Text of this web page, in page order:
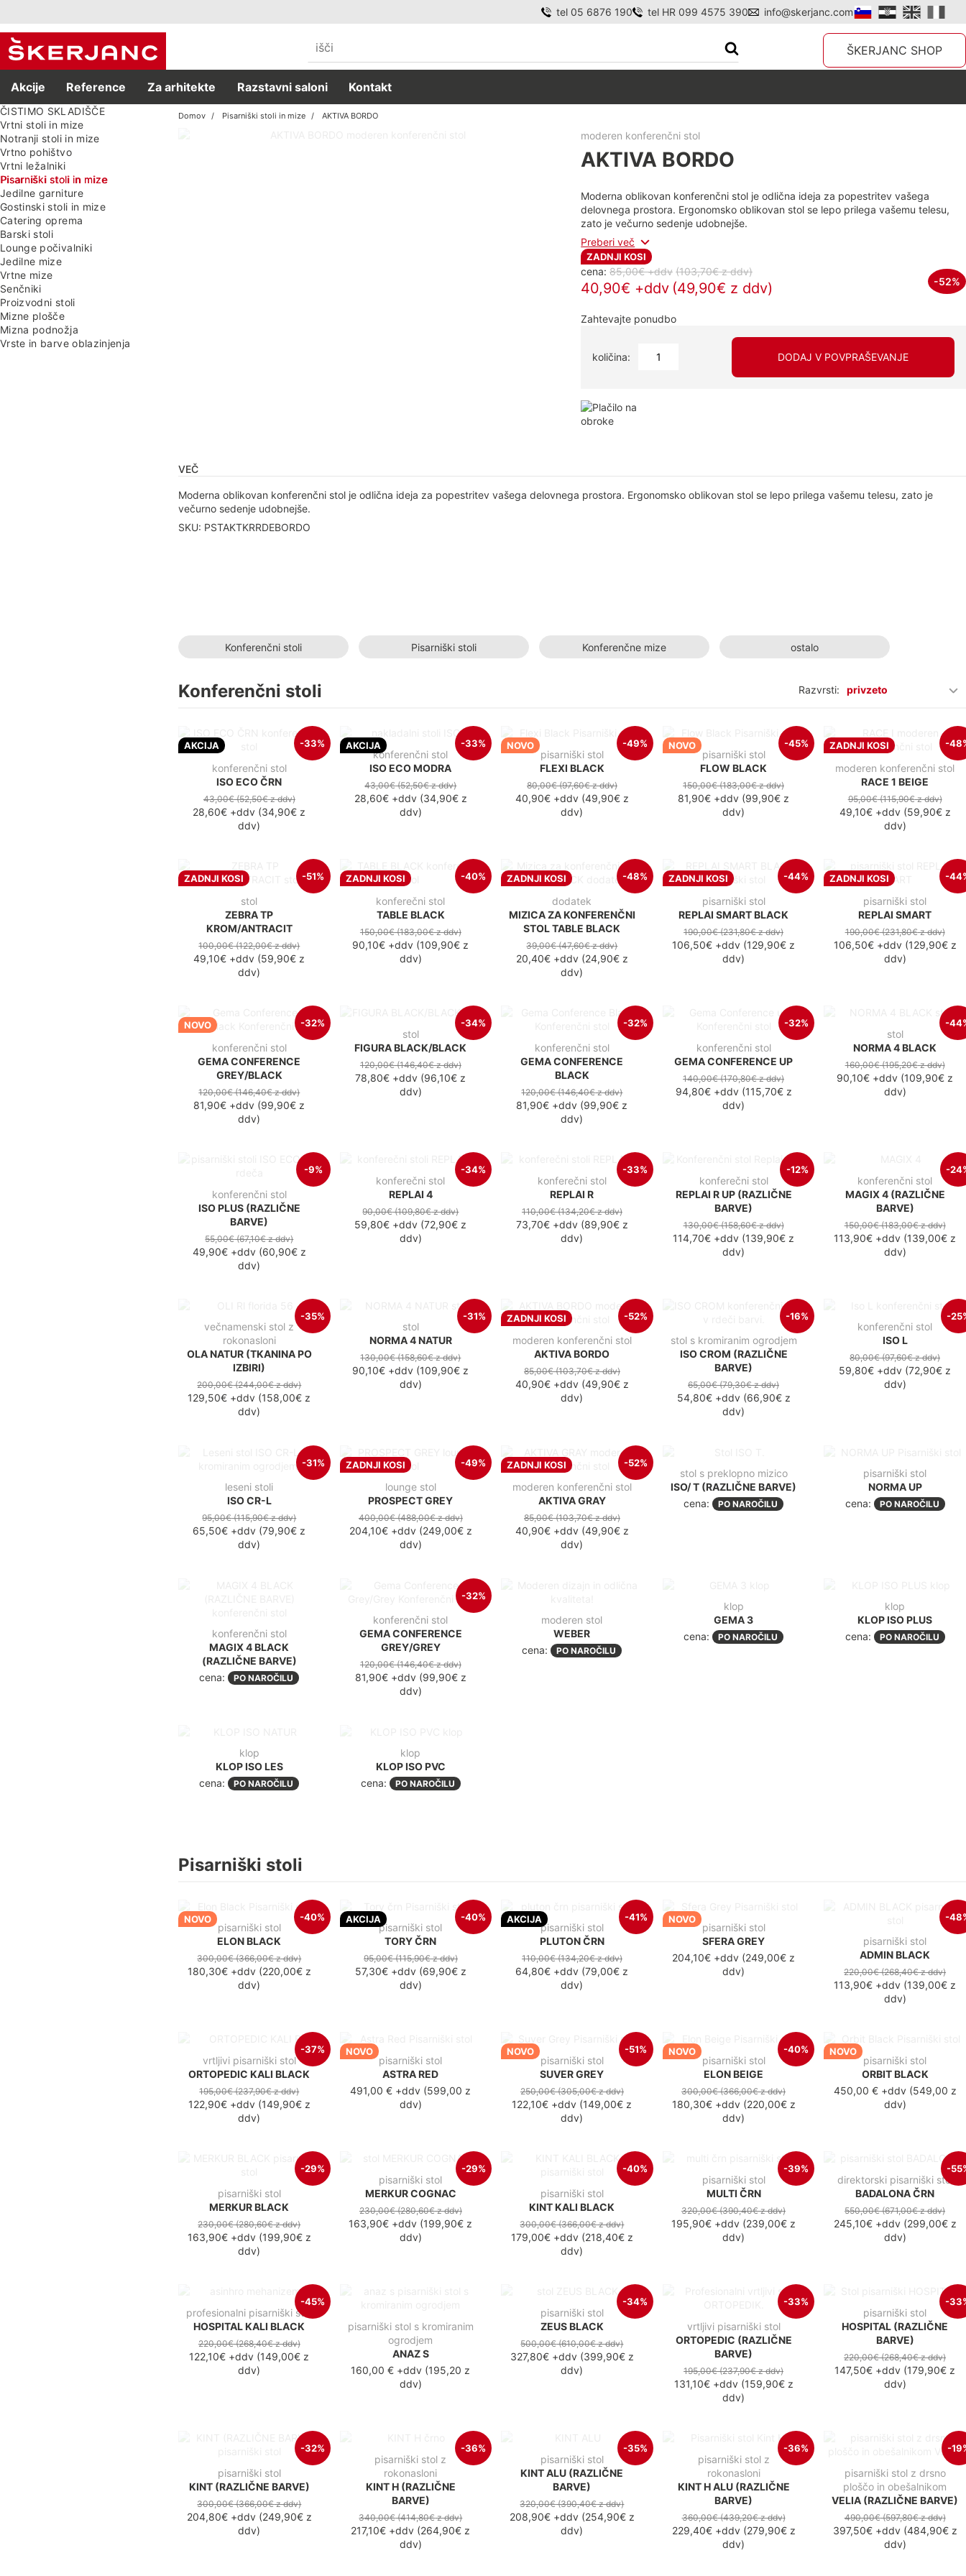
tel 05 6876 190 tel HR 099 4575 390 info@skerjanc.com
ŠKERJANC SHOP
Akcije Reference Za arhitekte Razstavni saloni Kontakt
ČISTIMO SKLADIŠČE
Vrtni stoli in mize
Notranji stoli in mize
Vrtno pohištvo
Vrtni ležalniki
Pisarniški stoli in mize
Jedilne garniture
Gostinski stoli in mize
Catering oprema
Barski stoli
Lounge počivalniki
Jedilne mize
Vrtne mize
Senčniki
Proizvodni stoli
Mizne plošče
Mizna podnožja
Vrste in barve oblazinjenja
Domov Pisarniški stoli in mize AKTIVA BORDO
moderen konferenčni stol
AKTIVA BORDO
Moderna oblikovan konferenčni stol je odlična ideja za popestritev vašega
delovnega prostora. Ergonomsko oblikovan stol se lepo prilega vašemu telesu,
zato je večurno sedenje udobnejše.
Preberi več
ZADNJI KOSI
cena:85,00€ +ddv (103,70€z ddv)
40,90€ +ddv (49,90€ z ddv) -52%
Zahtevajte ponudbo
količina: DODAJ V POVPRAŠEVANJE
VEČ
Moderna oblikovan konferenčni stol je odlična ideja za popestritev vašega delovnega prostora. Ergonomsko oblikovan stol se lepo prilega vašemu telesu, zato je
večurno sedenje udobnejše.
SKU: PSTAKTKRRDEBORDO
Konferenčni stoli Pisarniški stoli Konferenčne mize ostalo
Razvrsti: privzeto
Konferenčni stoli
AKCIJA -33%
konferenčni stol
ISO ECO ČRN
43,00€(52,50€z ddv)
28,60€ +ddv (34,90€ z
ddv)
AKCIJA -33%
konferenčni stol
ISO ECO MODRA
43,00€(52,50€z ddv)
28,60€+ddv(34,90€z
ddv)
NOVO -49%
pisarniški stol
FLEXI BLACK
80,00€(97,60€z ddv)
40,90€+ddv(49,90€z
ddv)
NOVO -45%
pisarniški stol
FLOW BLACK
150,00€(183,00€z ddv)
81,90€ +ddv (99,90€ z
ddv)
ZADNJI KOSI -
moderen konferenčni stol
RACE 1 BEIGE
95,00€(115,90€z ddv)
49,10€+ddv(59,90€z
ddv)
ZADNJI KOSI -51%
stol
ZEBRA TP
KROM/ANTRACIT
100,00€(122,00€z ddv)
49,10€ +ddv (59,90€ z
ddv)
ZADNJI KOSI -40%
konferečni stol
TABLE BLACK
150,00€(183,00€z ddv)
90,10€ +ddv (109,90€ z
ddv)
ZADNJI KOSI -48%
dodatek
MIZICA ZA KONFERENČNI
STOL TABLE BLACK
39,00€(47,60€z ddv)
20,40€+ddv(24,90€z
ddv)
ZADNJI KOSI -44%
pisarniški stol
REPLAI SMART BLACK
190,00€(231,80€z ddv)
106,50€ +ddv (129,90€ z
ddv)
ZADNJI KOSI -
pisarniški stol
REPLAI SMART
190,00€(231,80€z ddv)
106,50€+ddv(129,90€z
ddv)
NOVO -32%
konferenčni stol
GEMA CONFERENCE
GREY/BLACK
120,00€(146,40€z ddv)
81,90€ +ddv (99,90€ z
ddv)
-34%
stol
FIGURA BLACK/BLACK
120,00€(146,40€z ddv)
78,80€ +ddv (96,10€ z
ddv)
-32%
konferenčni stol
GEMA CONFERENCE
BLACK
120,00€(146,40€z ddv)
81,90€ +ddv (99,90€ z
ddv)
-32%
konferenčni stol
GEMA CONFERENCE UP
140,00€(170,80€z ddv)
94,80€+ddv(115,70€z
ddv)
-
stol
NORMA 4 BLACK
160,00€(195,20€z ddv)
90,10€ +ddv (109,90€ z
ddv)
-9%
konferenčni stol
ISO PLUS (RAZLIČNE
BARVE)
55,00€(67,10€z ddv)
49,90€+ddv(60,90€z
ddv)
-34%
konferečni stol
REPLAI 4
90,00€(109,80€z ddv)
59,80€ +ddv (72,90€ z
ddv)
-33%
konferečni stol
REPLAI R
110,00€(134,20€z ddv)
73,70€+ddv(89,90€z
ddv)
-12%
konferečni stol
REPLAI R UP (RAZLIČNE
BARVE)
130,00€(158,60€z ddv)
114,70€ +ddv (139,90€ z
ddv)
-
konferenčni stol
MAGIX 4 (RAZLIČNE
BARVE)
150,00€(183,00€z ddv)
113,90€ +ddv (139,00€ z
ddv)
-35%
večnamenski stol z
rokonasloni
OLA NATUR (TKANINA PO
IZBIRI)
200,00€(244,00€z ddv)
129,50€ +ddv (158,00€ z
ddv)
-31%
stol
NORMA 4 NATUR
130,00€(158,60€z ddv)
90,10€ +ddv (109,90€ z
ddv)
ZADNJI KOSI -52%
moderen konferenčni stol
AKTIVA BORDO
85,00€(103,70€z ddv)
40,90€+ddv(49,90€z
ddv)
-16%
stol s kromiranim ogrodjem
ISO CROM (RAZLIČNE
BARVE)
65,00€(79,30€z ddv)
54,80€+ddv(66,90€z
ddv)
-
konferenčni stol
ISO L
80,00€(97,60€z ddv)
59,80€ +ddv (72,90€ z
ddv)
-31%
leseni stoli
ISO CR-L
95,00€(115,90€z ddv)
65,50€ +ddv (79,90€ z
ddv)
ZADNJI KOSI -49%
lounge stol
PROSPECT GREY
400,00€(488,00€z ddv)
204,10€+ddv(249,00€z
ddv)
ZADNJI KOSI -52%
moderen konferenčni stol
AKTIVA GRAY
85,00€(103,70€z ddv)
40,90€+ddv(49,90€z
ddv)
stol s preklopno mizico
ISO/ T (RAZLIČNE BARVE)
cena: PO NAROČILU
pisarniški stol
NORMA UP
cena:
PO NAROČILU
konferenčni stol
MAGIX 4 BLACK
(RAZLIČNE BARVE)
cena: PO NAROČILU
-32%
konferenčni stol
GEMA CONFERENCE
GREY/GREY
120,00€(146,40€z ddv)
81,90€+ddv(99,90€z
ddv)
moderen stol
WEBER
cena: PO NAROČILU
klop
GEMA 3
cena: PO NAROČILU
klop
KLOP ISO PLUS
cena:
PO NAROČILU
klop
KLOP ISO LES
cena: PO NAROČILU
klop
KLOP ISO PVC
cena:
PO NAROČILU
Pisarniški stoli
NOVO -40%
pisarniški stol
ELON BLACK
300,00€(366,00€z ddv)
180,30€+ddv(220,00€z
ddv)
AKCIJA -40%
pisarniški stol
TORY ČRN
95,00€(115,90€z ddv)
57,30€+ddv(69,90€z
ddv)
AKCIJA -41%
pisarniški stol
PLUTON ČRN
110,00€(134,20€z ddv)
64,80€ +ddv (79,00€ z
ddv)
NOVO
pisarniški stol
SFERA GREY
204,10€ +ddv (249,00€ z
ddv)
-
pisarniški stol
ADMIN BLACK
220,00€(268,40€z ddv)
113,90€ +ddv (139,00€ z
ddv)
-37%
vrtljivi pisarniški stol
ORTOPEDIC KALI BLACK
195,00€(237,90€z ddv)
122,90€+ddv(149,90€z
ddv)
NOVO
pisarniški stol
ASTRA RED
491,00 € +ddv (599,00 z
ddv)
NOVO -51%
pisarniški stol
SUVER GREY
250,00€(305,00€z ddv)
122,10€ +ddv (149,00€ z
ddv)
NOVO -40%
pisarniški stol
ELON BEIGE
300,00€(366,00€z ddv)
180,30€+ddv(220,00€z
ddv)
NOVO
pisarniški stol
ORBIT BLACK
450,00 €+ddv(549,00 z
ddv)
-29%
pisarniški stol
MERKUR BLACK
230,00€(280,60€z ddv)
163,90€+ddv(199,90€z
ddv)
-29%
pisarniški stol
MERKUR COGNAC
230,00€(280,60€z ddv)
163,90€ +ddv (199,90€ z
ddv)
-40%
pisarniški stol
KINT KALI BLACK
300,00€(366,00€z ddv)
179,00€+ddv(218,40€z
ddv)
-39%
pisarniški stol
MULTI ČRN
320,00€(390,40€z ddv)
195,90€ +ddv (239,00€ z
ddv)
-
direktorski pisarniški stol
BADALONA ČRN
550,00€(671,00€z ddv)
245,10€+ddv(299,00€z
ddv)
-45%
profesionalni pisarniški stol
HOSPITAL KALI BLACK
220,00€(268,40€z ddv)
122,10€ +ddv (149,00€ z
ddv)
pisarniški stol s kromiranim
ogrodjem
ANAZ S
160,00 € +ddv (195,20 z
ddv)
-34%
pisarniški stol
ZEUS BLACK
500,00€(610,00€z ddv)
327,80€+ddv(399,90€z
ddv)
-33%
vrtljivi pisarniški stol
ORTOPEDIC (RAZLIČNE
BARVE)
195,00€(237,90€z ddv)
131,10€+ddv(159,90€z
ddv)
-
pisarniški stol
HOSPITAL (RAZLIČNE
BARVE)
220,00€(268,40€z ddv)
147,50€ +ddv (179,90€ z
ddv)
-32%
pisarniški stol
KINT (RAZLIČNE BARVE)
300,00€(366,00€z ddv)
204,80€+ddv(249,90€z
ddv)
-36%
pisarniški stol z
rokonasloni
KINT H (RAZLIČNE
BARVE)
340,00€(414,80€z ddv)
217,10€ +ddv (264,90€ z
ddv)
-35%
pisarniški stol
KINT ALU (RAZLIČNE
BARVE)
320,00€(390,40€z ddv)
208,90€+ddv(254,90€z
ddv)
-36%
pisarniški stol z
rokonasloni
KINT H ALU (RAZLIČNE
BARVE)
360,00€(439,20€z ddv)
229,40€+ddv(279,90€z
ddv)
-
pisarniški stol z drsno
ploščo in obešalnikom
VELIA (RAZLIČNE BARVE)
490,00€(597,80€z ddv)
397,50€+ddv(484,90€z
ddv)